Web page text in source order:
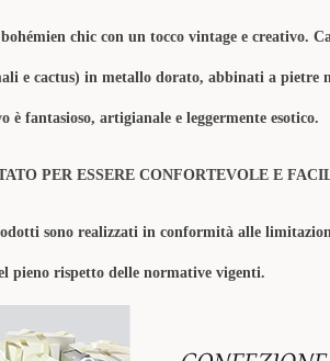
chic con un tocco vintage e creativo.
e cactus) in metallo dorato, abbinati a pietre
è fantasioso, artigianale e leggermente esotico.
PER ESSERE CONFORTEVOLE E
sono realizzati in conformità alle
pieno rispetto delle normative vigenti.